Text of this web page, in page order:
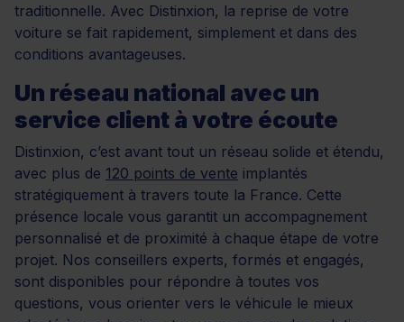
traditionnelle. Avec Distinxion, la reprise de votre
voiture se fait rapidement, simplement et dans des
conditions avantageuses.
Un réseau national avec un
service client à votre écoute
Distinxion, c’est avant tout un réseau solide et étendu,
avec plus de 120 points de vente implantés
stratégiquement à travers toute la France. Cette
présence locale vous garantit un accompagnement
personnalisé et de proximité à chaque étape de votre
projet. Nos conseillers experts, formés et engagés,
sont disponibles pour répondre à toutes vos
questions, vous orienter vers le véhicule le mieux